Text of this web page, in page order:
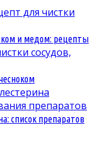
и медом: рецепты
список препаратов